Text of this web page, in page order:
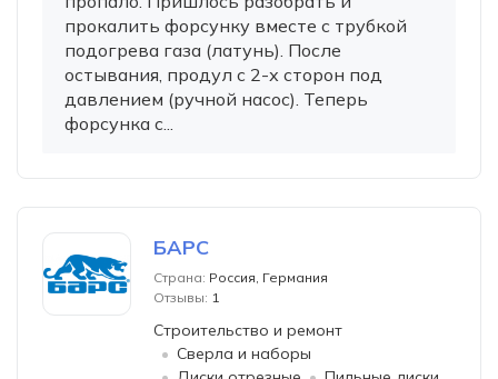
прокалить форсунку вместе с трубкой
подогрева газа (латунь). После
остывания, продул с 2-х сторон под
давлением (ручной насос). Теперь
форсунка с...
БАРС
Страна: Россия, Германия
Отзывы: 1
Строительство и ремонт
Сверла и наборы